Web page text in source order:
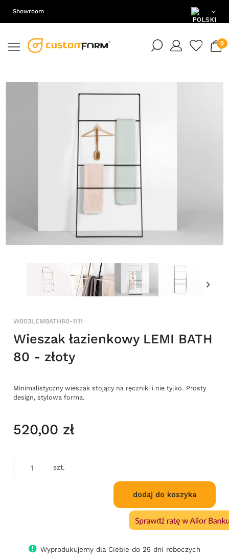
EN
PL
Showroom
W003LEMBATH80-1111
Wieszak łazienkowy LEMI BATH
80 - złoty
Minimalistyczny wieszak stojący na ręczniki i nie tylko. Prosty
design, stylowa forma.
520,00 zł
szt.
dodaj do koszyka
Wyprodukujemy dla Ciebie do 25 dni roboczych